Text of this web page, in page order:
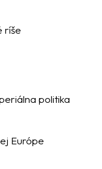
ríše
politika
Európe